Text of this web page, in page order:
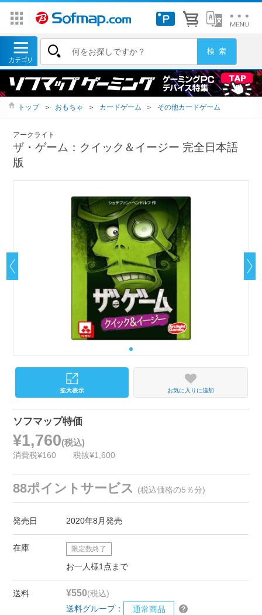
トップ ＞ おもちゃ ＞ カードゲーム ＞ その他カードゲーム
アークライト
ザ・ゲーム：クイック＆イージー 完全日本語
版
お気に入りに追加
ソフマップ特価
¥1,760(税込)
消費税¥160 税抜¥1,600
88ポイントサービス (税込価格の5％分)
発売日 2020年8月発売
在庫 限定数終了
お一人様1点まで
送料 ¥550(税込)
送料グループ：
通常商品